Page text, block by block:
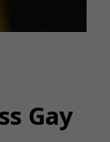
Gay